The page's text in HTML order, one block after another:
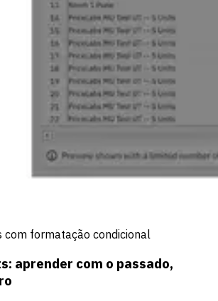
formatação condicional
aprender com o passado,